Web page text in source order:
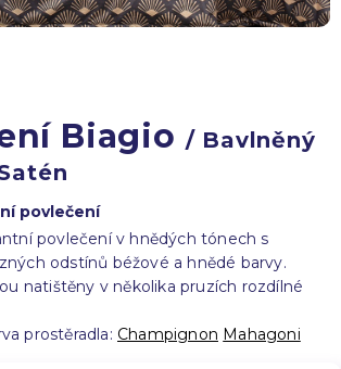
Biagio / Bavlněný
povlečení
povlečení v hnědých tónech s
odstínů béžové a hnědé barvy.
natištěny v několika pruzích rozdílné
prostěradla: Champignon Mahagoni